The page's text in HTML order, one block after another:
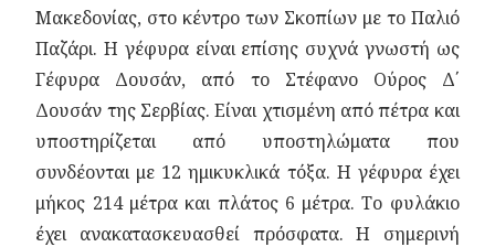
Μακεδονίας, στο κέντρο των Σκοπίων με το Παλιό
Παζάρι. Η γέφυρα είναι επίσης συχνά γνωστή ως
Γέφυρα Δουσάν, από το Στέφανο Ούρος Δ΄
Δουσάν της Σερβίας. Είναι χτισμένη από πέτρα και
υποστηρίζεται από υποστηλώματα που
συνδέονται με 12 ημικυκλικά τόξα. Η γέφυρα έχει
μήκος 214 μέτρα και πλάτος 6 μέτρα. Το φυλάκιο
έχει ανακατασκευασθεί πρόσφατα. Η σημερινή